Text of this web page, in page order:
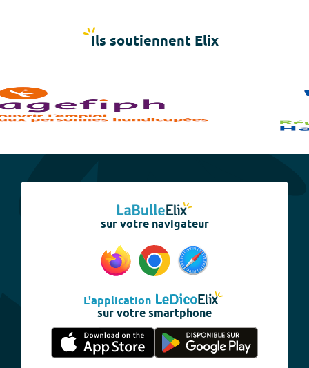
Ils soutiennent Elix
sur votre navigateur
L'application
sur votre smartphone